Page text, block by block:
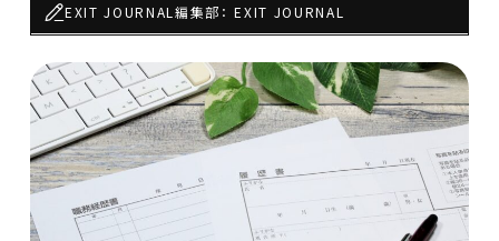
EXIT JOURNAL編集部： EXIT JOURNAL